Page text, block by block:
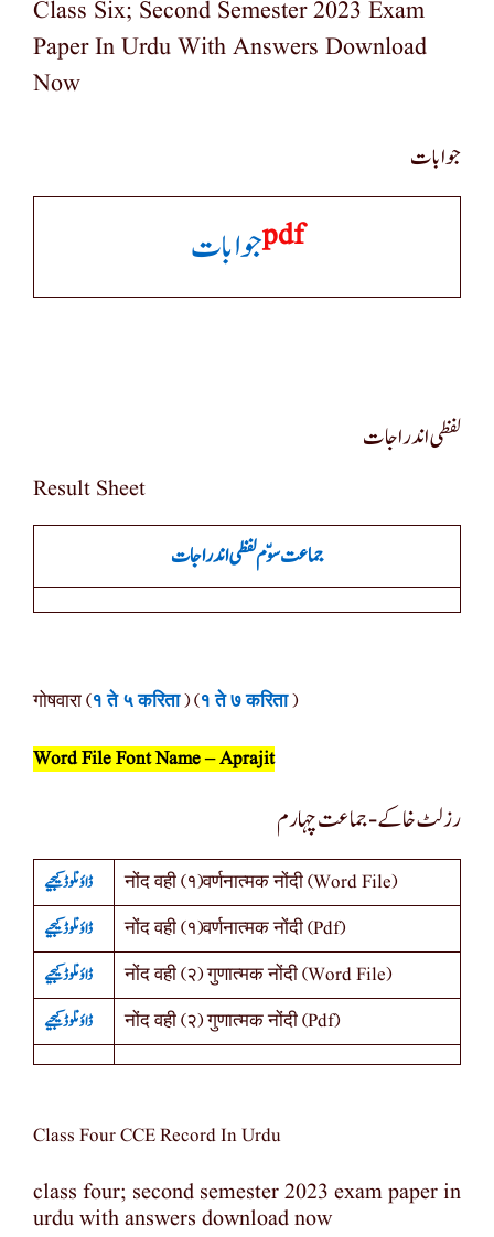
Class Six; Second Semester 2023 Exam
Paper In Urdu With Answers Download
Now
جوابات
جواباتPdf
لفظی اندراجات
Result Sheet
جماعت سوّم لفظی اندراجات
गोषवारा (१ ते ५ करिता) (१ ते ७ करिता)
Word File Font Name – Aprajit
رزلٹ خاکے- جماعت چہارم
ڈاؤنلوڈ کیجیے
नोंद वही (१)वर्णनात्मक नोंदी (Word File)
ڈاؤنلوڈ کیجیے
नोंद वही (१)वर्णनात्मक नोंदी (Pdf)
ڈاؤنلوڈ کیجیے
नोंद वही (२) गुणात्मक नोंदी (Word File)
ڈاؤنلوڈ کیجیے
नोंद वही (२) गुणात्मक नोंदी (Pdf)
Class Four CCE Record In Urdu
class four; second semester 2023 exam paper in
urdu with answers download now